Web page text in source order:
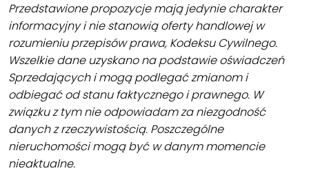
Przedstawione propozycje mają jedynie charakter
informacyjny i nie stanowią oferty handlowej w
rozumieniu przepisów prawa, Kodeksu Cywilnego.
Wszelkie dane uzyskano na podstawie oświadczeń
Sprzedających i mogą podlegać zmianom i
odbiegać od stanu faktycznego i prawnego. W
związku z tym nie odpowiadam za niezgodność
danych z rzeczywistością. Poszczególne
nieruchomości mogą być w danym momencie
nieaktualne.